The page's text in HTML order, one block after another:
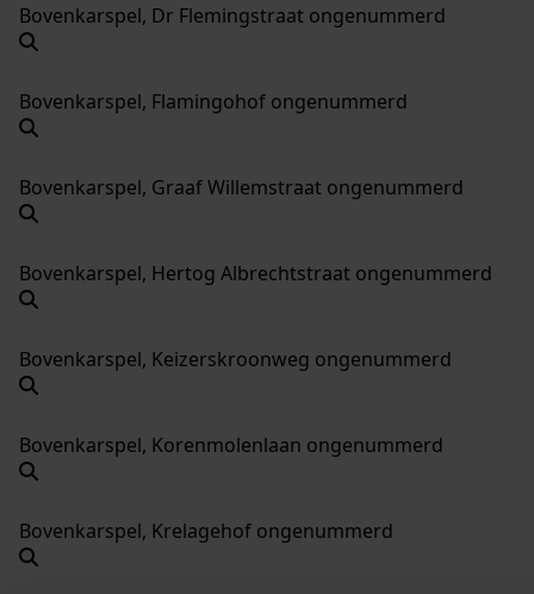
Bovenkarspel, Dr Flemingstraat ongenummerd
Bovenkarspel, Flamingohof ongenummerd
Bovenkarspel, Graaf Willemstraat ongenummerd
Bovenkarspel, Hertog Albrechtstraat ongenummerd
Bovenkarspel, Keizerskroonweg ongenummerd
Bovenkarspel, Korenmolenlaan ongenummerd
Bovenkarspel, Krelagehof ongenummerd